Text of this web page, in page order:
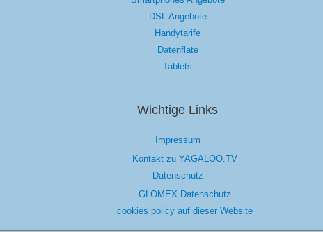
DSL Angebote
Handytarife
Datenflate
Tablets
Wichtige Links
Impressum
Kontakt zu YAGALOO.TV
Datenschutz
GLOMEX Datenschutz
cookies policy auf dieser Website